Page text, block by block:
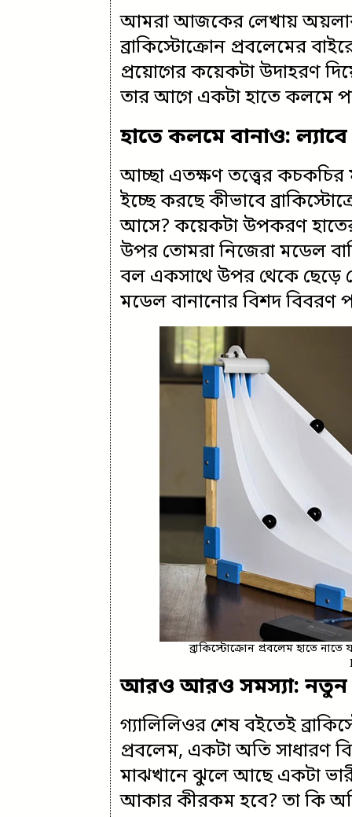
আমরা আজকের লেখায় অয়লার-
ব্রাকিস্টোক্রোন প্রবলেমের
প্রয়োগের কয়েকটা উদাহরণ
তার আগে একটা হাতে কলমে
হাতে কলমে বানাও: ল্যাবে
আচ্ছা এতক্ষণ তত্ত্বের কচকচির
ইচ্ছে করছে কীভাবে
আসে? কয়েকটা উপকরণ হাতের
উপর তোমরা নিজেরা মডেল
বল একসাথে উপর থেকে
মডেল বানানোর বিশদ বিবরণ
ব্রাকিস্টোক্রোন প্রবলেম হাতে
আরও আরও সমস্যা: নতুন
গ্যালিলিওর শেষ বইতেই
প্রবলেম, একটা অতি সাধারণ
মাঝখানে ঝুলে আছে একটা
আকার কীরকম হবে? তা কি